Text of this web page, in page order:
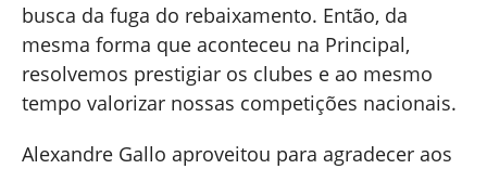
busca da fuga do rebaixamento. Então, da
mesma forma que aconteceu na Principal,
resolvemos prestigiar os clubes e ao mesmo
tempo valorizar nossas competições nacionais.
Alexandre Gallo aproveitou para agradecer aos